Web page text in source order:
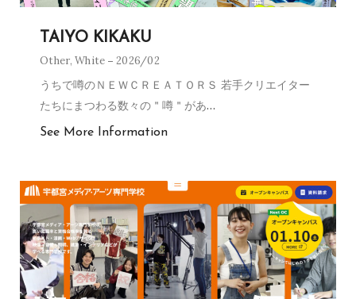
TAIYO KIKAKU
Other,White 2026/02
うちで噂のＮＥＷＣＲＥＡＴＯＲＳ 若手クリエイター
たちにまつわる数々の＂噂＂があ…
See More Information